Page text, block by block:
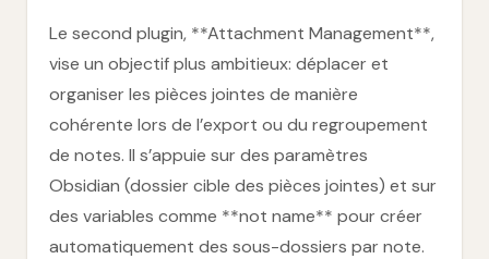
Le second plugin, **Attachment Management**,
vise un objectif plus ambitieux: déplacer et
organiser les pièces jointes de manière
cohérente lors de l’export ou du regroupement
de notes. Il s’appuie sur des paramètres
Obsidian (dossier cible des pièces jointes) et sur
des variables comme **not name** pour créer
automatiquement des sous-dossiers par note.